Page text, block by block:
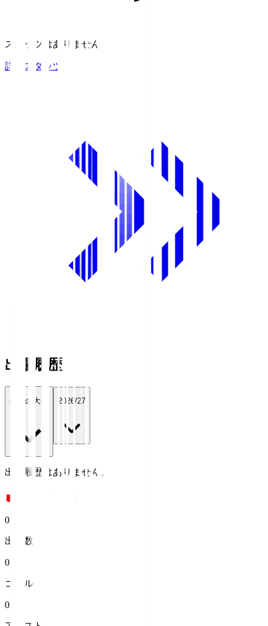
スタッツはありません。
詳細スタッツ
出場履歴
全ての大会 2026/27
出場履歴はありません。
0
出場数
0
ゴール
0